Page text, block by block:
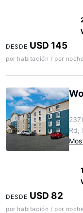
DESDE USD 145
por habitación / por
Rd,
DESDE USD 82
por habitación / por